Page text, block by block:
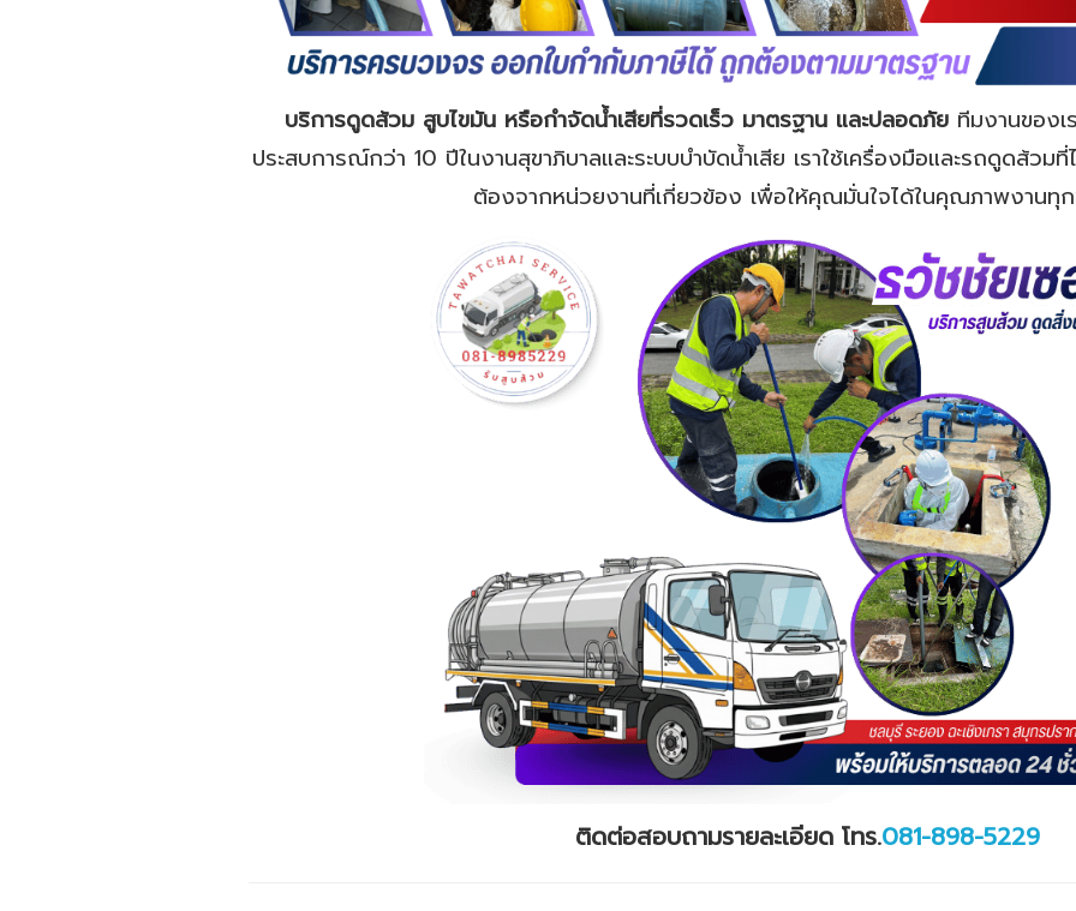
บริการดูดส้วม สูบไขมัน หรือกำจัดน้ำเสียที่รวดเร็ว มาตรฐาน และปลอดภัยทีมงานของเ
ประสบการณ์กว่า 10 ปีในงานสุขาภิบาลและระบบบำบัดน้ำเสีย เราใช้เครื่องมือและรถดูดส้ว
ต้องจากหน่วยงานที่เกี่ยวข้อง เพื่อให้คุณมั่นใจได้ในคุณภาพงานทุ
ติดต่อสอบถามรายละเอียด โทร.081-898-5229